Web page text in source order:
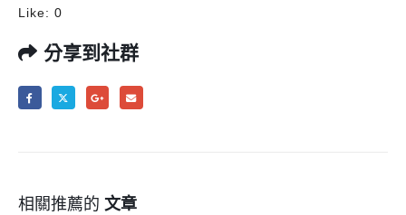
Like: 0
分享到社群
相關推薦的 文章